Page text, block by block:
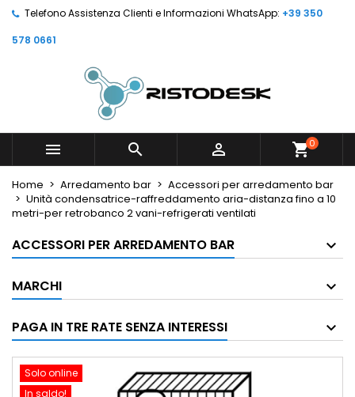
Telefono Assistenza Clienti e Informazioni WhatsApp: +39 350
578 0661
   shopping_cart0
Home Arredamento bar
Accessori per arredamento bar
Unità condensatrice-raffreddamento aria-distanza fino a 10
metri-per retrobanco 2 vani-refrigerati ventilati
ACCESSORI PER ARREDAMENTO BAR
MARCHI
PAGA IN TRE RATE SENZA INTERESSI
Solo online
In saldo!